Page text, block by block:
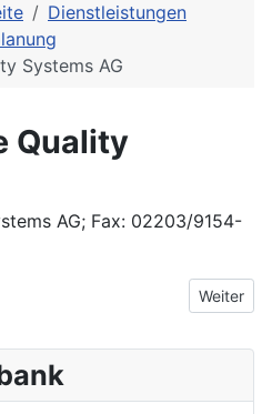
Dienstleistungen
Systems AG
Quality
AG; Fax: 02203/9154-
Software Nächster
Weiter